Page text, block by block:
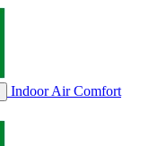
Indoor Air Comfort